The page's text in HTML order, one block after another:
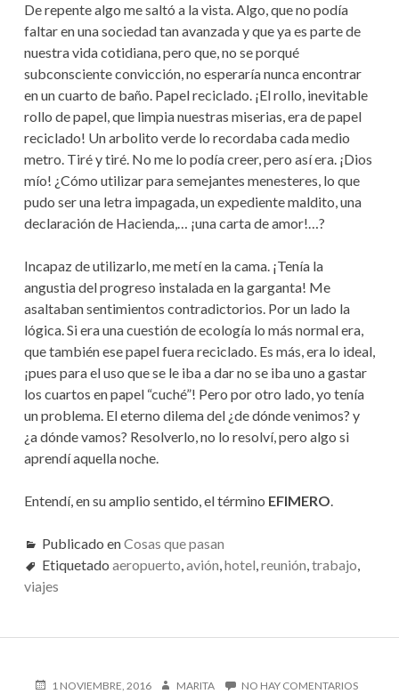
De repente algo me saltó a la vista. Algo, que no podía
faltar en una sociedad tan avanzada y que ya es parte de
nuestra vida cotidiana, pero que, no se porqué
subconsciente convicción, no esperaría nunca encontrar
en un cuarto de baño. Papel reciclado. ¡El rollo, inevitable
rollo de papel, que limpia nuestras miserias, era de papel
reciclado! Un arbolito verde lo recordaba cada medio
metro. Tiré y tiré. No me lo podía creer, pero así era. ¡Dios
mío! ¿Cómo utilizar para semejantes menesteres, lo que
pudo ser una letra impagada, un expediente maldito, una
declaración de Hacienda,… ¡una carta de amor!…?
Incapaz de utilizarlo, me metí en la cama. ¡Tenía la
angustia del progreso instalada en la garganta! Me
asaltaban sentimientos contradictorios. Por un lado la
lógica. Si era una cuestión de ecología lo más normal era,
que también ese papel fuera reciclado. Es más, era lo ideal,
¡pues para el uso que se le iba a dar no se iba uno a gastar
los cuartos en papel “cuché”! Pero por otro lado, yo tenía
un problema. El eterno dilema del ¿de dónde venimos? y
¿a dónde vamos? Resolverlo, no lo resolví, pero algo si
aprendí aquella noche.
Entendí, en su amplio sentido, el término EFIMERO.
Publicado enCosas que pasan
Etiquetado aeropuerto,avión,hotel,reunión,trabajo,
viajes
PUBLICADO
1 NOVIEMBRE, 2016 AUTORMARITA NO HAY COMENTARIOSEN